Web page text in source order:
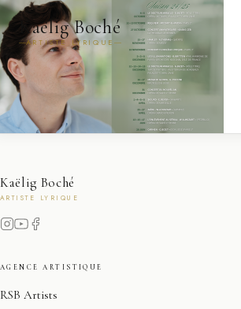
Kaëlig Boché
ARTISTE LYRIQUE
Kaëlig Boché
ARTISTE LYRIQUE
AGENCE ARTISTIQUE
RSB Artists